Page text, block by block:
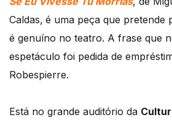
Caldas, é uma peça que pretende
é genuíno no teatro. A frase que
espetáculo foi pedida de
Robespierre.
Está no grande auditório da